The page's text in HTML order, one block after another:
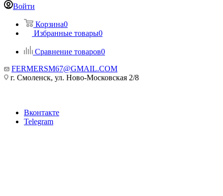
Войти
Корзина0
Избранные товары0
Сравнение товаров0
FERMERSM67@GMAIL.COM
г. Смоленск, ул. Ново-Московская 2/8
Вконтакте
Telegram